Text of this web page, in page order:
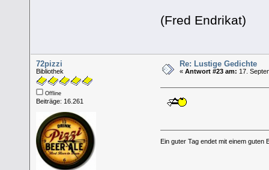
(Fred Endrikat)
72pizzi
Bibliothek
Offline
Beiträge: 16.261
Re: Lustige Gedichte
«Antwort #23 am: 17.
Ein guter Tag endet mit einem guten